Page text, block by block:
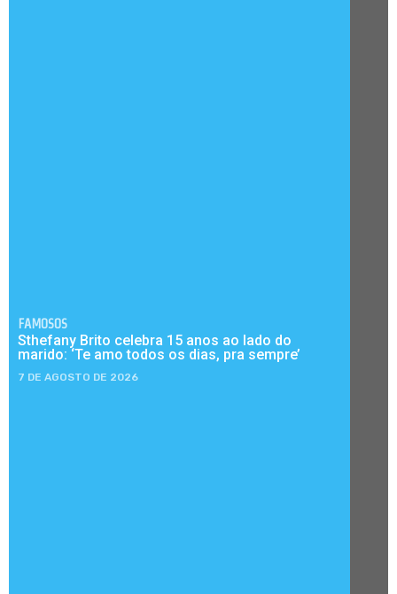
FAMOSOS
Sthefany Brito celebra 15 anos ao lado do
marido: ‘Te amo todos os dias, pra sempre’
7 DE AGOSTO DE 2026